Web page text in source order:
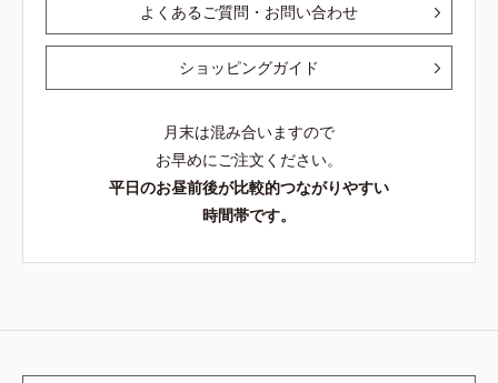
よくあるご質問・お問い合わせ
ショッピングガイド
月末は混み合いますので
お早めにご注文ください。
平日のお昼前後が比較的つながりやすい
時間帯です。